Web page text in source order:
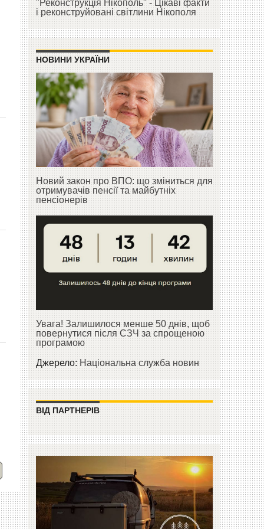
"Реконструкція Нікополь" - Цікаві факти
і реконструйовані світлини Нікополя
НОВИНИ УКРАЇНИ
Новий закон про ВПО: що зміниться для
отримувачів пенсії та майбутніх
пенсіонерів
Увага! Залишилося менше 50 днів, щоб
повернутися після СЗЧ за спрощеною
програмою
Джерело:Національна служба новин
ВІД ПАРТНЕРІВ